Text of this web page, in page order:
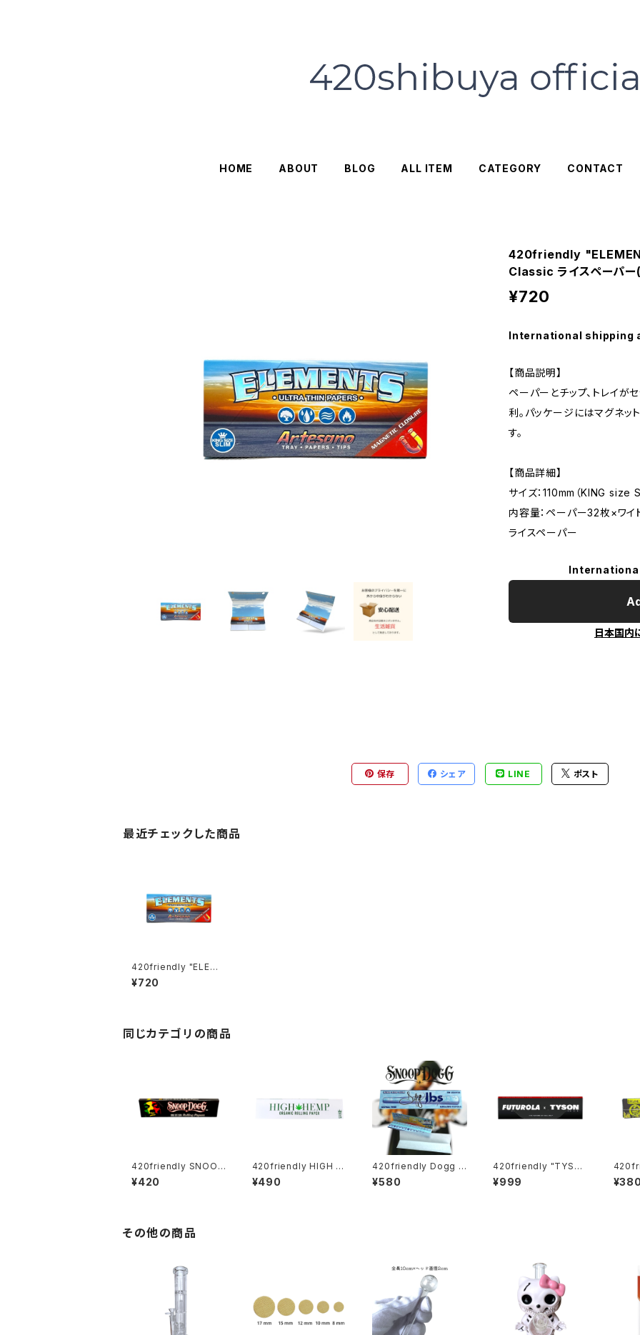
HOME ABOUT BLOG ALL ITEM CATEGORY CONTACT
420friendly
Classic ライスペーパ
¥720
International shipping
【商品説明】
ペーパーとチップ、トレイが
利。パッケージにはマグネッ
す。
【商品詳細】
サイズ：110mm（KING size
内容量：ペーパー32枚×ワイ
ライスペーパー
日本国内
保存 シェア LINE ポスト
最近チェックした商品
420friendly "ELEME
NTS" エレメンツ Arte
sano Classic ライス
¥720
同じカテゴリの商品
420friendly SNOOP
DOGG - ローリングペ
ーパー / KING SIZE S
¥420
420friendly HIGH H
EMP ローリングペーパ
ー / KING SIZE SLIM
¥490
420friendly Dogg l
bs - Blue Paisley R
olling Papers / King
¥580
420friendly "TYSO
N 2.0 X FUTUROLA"
Unbleached Rolling
¥999
ACK
その他の商品